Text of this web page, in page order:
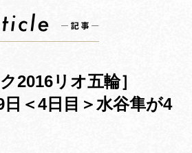
2016リオ五輪］
日＜4日目＞水谷隼が4